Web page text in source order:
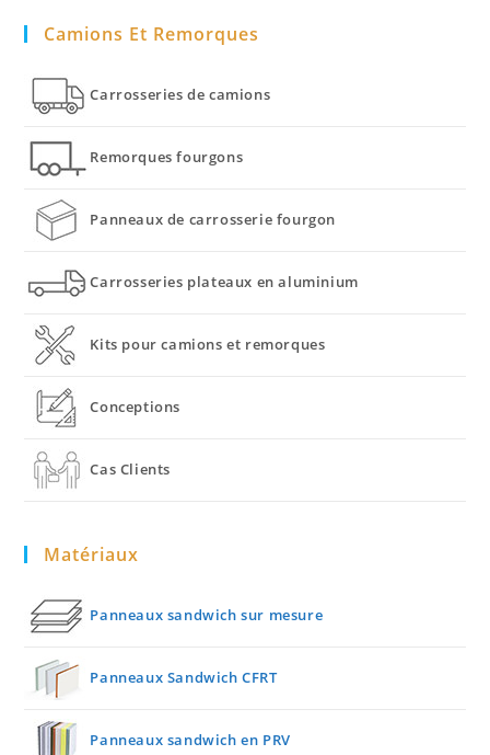
Camions Et Remorques
Carrosseries de camions
Remorques fourgons
Panneaux de carrosserie fourgon
Carrosseries plateaux en aluminium
Kits pour camions et remorques
Conceptions
Cas Clients
Matériaux
Panneaux sandwich sur mesure
Panneaux Sandwich CFRT
Panneaux sandwich en PRV